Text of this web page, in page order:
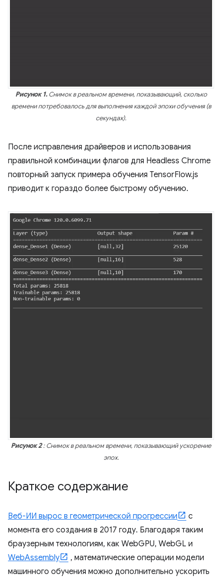
Рисунок 1.Снимок в реальном времени, показывающий, сколько
времени потребовалось для выполнения каждой эпохи обучения (в
секундах).
После исправления драйверов и использования
правильной комбинации флагов для Headless Chrome
повторный запуск примера обучения TensorFlow.js
приводит к гораздо более быстрому обучению.
Рисунок 2: Снимок в реальном времени, показывающий ускорение
эпох.
Краткое содержание
Веб-ИИ вырос в геометрической прогрессии
с
момента его создания в 2017 году. Благодаря таким
браузерным технологиям, как WebGPU, WebGL и
WebAssembly
, математические операции модели
машинного обучения можно дополнительно ускорить